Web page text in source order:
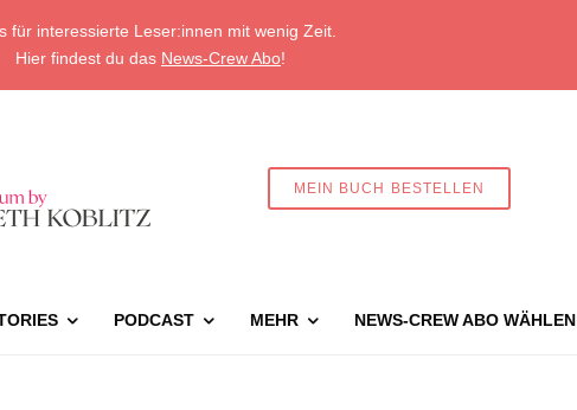
für interessierte Leser:innen mit wenig Zeit.
Hier findest du das News-Crew Abo!
MEIN BUCH BESTELLEN
PODCAST MEHR NEWS-CREW ABO WÄHLEN